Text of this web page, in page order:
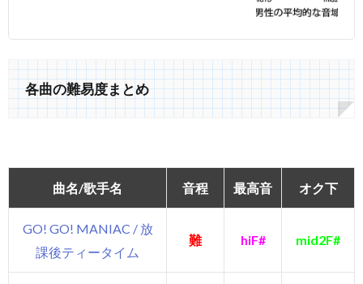
各曲の難易度まとめ
曲名/歌手名 音程 最高音 オク下
GO! GO! MANIAC / 放
課後ティータイム
難 hiF# mid2F#